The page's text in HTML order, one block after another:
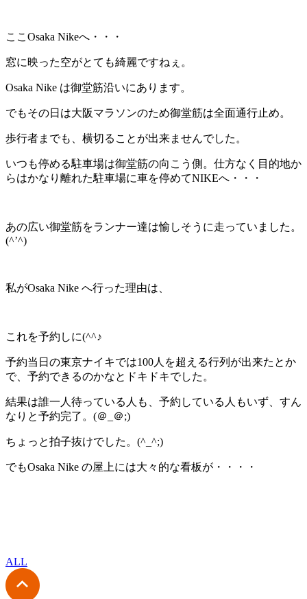
ここOsaka Nikeへ・・・
窓に映った空がとても綺麗ですねぇ。
Osaka Nike は御堂筋沿いにあります。
でもその日は大阪マラソンのため御堂筋は全面通行止め。
歩行者までも、横切ることが出来ませんでした。
いつも停める駐車場は御堂筋の向こう側。仕方なく目的地か
らはかなり離れた駐車場に車を停めてNIKEへ・・・
あの広い御堂筋をランナー達は愉しそうに走っていました。
(^’^)
私がOsaka Nike へ行った理由は、
これを予約しに(^^♪
予約当日の東京ナイキでは100人を超える行列が出来たとか
で、予約できるのかなとドキドキでした。
結果は誰一人待っている人も、予約している人もいず、すん
なりと予約完了。(＠_＠;)
ちょっと拍子抜けでした。(^_^;)
でもOsaka Nike の屋上には大々的な看板が・・・・
ALL